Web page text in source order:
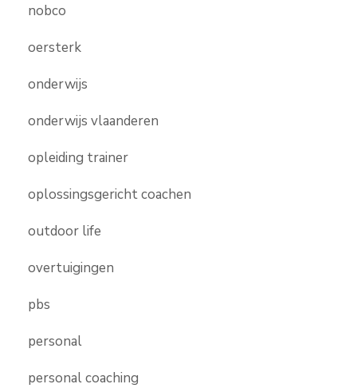
nobco
oersterk
onderwijs
onderwijs vlaanderen
opleiding trainer
oplossingsgericht coachen
outdoor life
overtuigingen
pbs
personal
personal coaching